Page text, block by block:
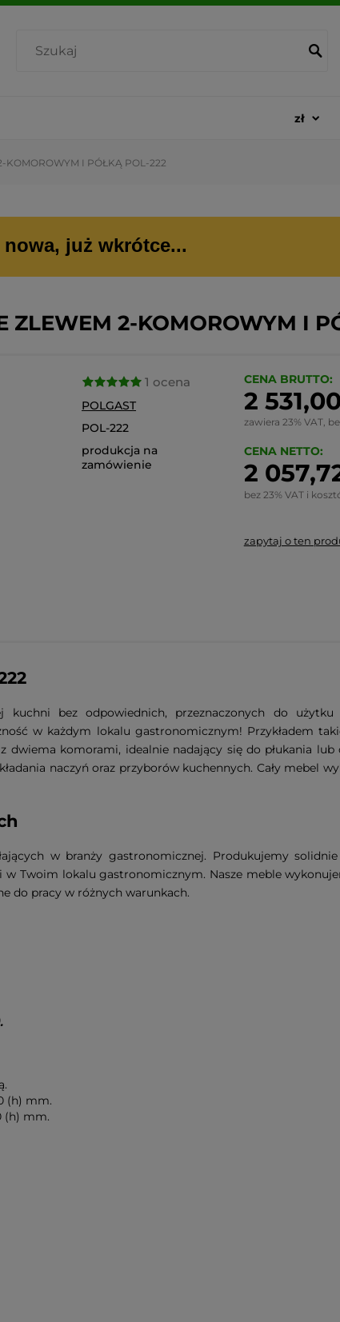
KOMOROWYM I PÓŁKĄ POL-222
nowa, już wkrótce...
ZLEWEM 2-KOMOROWYM I
1 ocena
POLGAST
POL-222
produkcja na
zamówienie
CENA BRUTTO:
2
zawiera 23% VAT,
CENA NETTO:
2
bez 23% VAT i
zapytaj o ten
kuchni bez odpowiednich, przeznaczonych do
w każdym lokalu gastronomicznym! Przykładem
komorami, idealnie nadający się do płukania
naczyń oraz przyborów kuchennych. Cały mebel
w branży gastronomicznej. Produkujemy
Twoim lokalu gastronomicznym. Nasze meble
do pracy w różnych warunkach.
(h) mm.
(h) mm.